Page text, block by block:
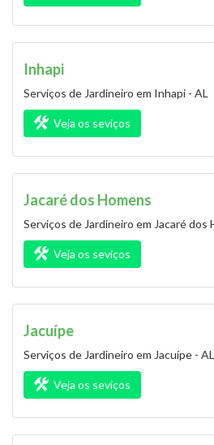
Inhapi
Serviços de Jardineiro em Inhapi - AL
Veja os seviços
Jacaré dos Homens
Serviços de Jardineiro em Jacaré dos
Veja os seviços
Jacuípe
Serviços de Jardineiro em Jacuípe - AL
Veja os seviços